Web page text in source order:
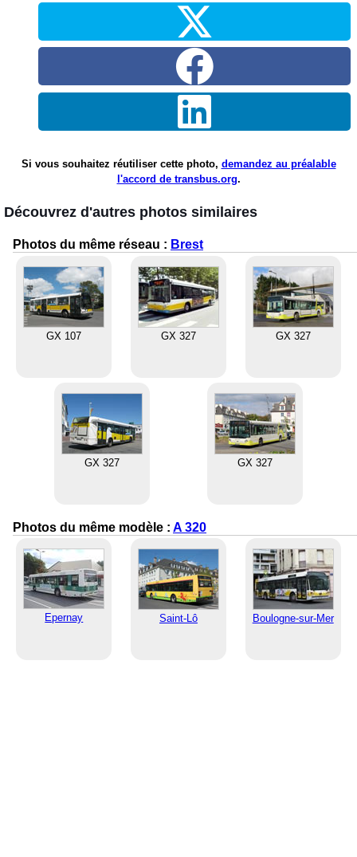
Si vous souhaitez réutiliser cette photo, demandez au préalable
l'accord de transbus.org.
Découvrez d'autres photos similaires
Photos du même réseau : Brest
GX 107 GX 327 GX 327
GX 327 GX 327
Photos du même modèle : A 320
Epernay Saint-Lô Boulogne-sur-Mer